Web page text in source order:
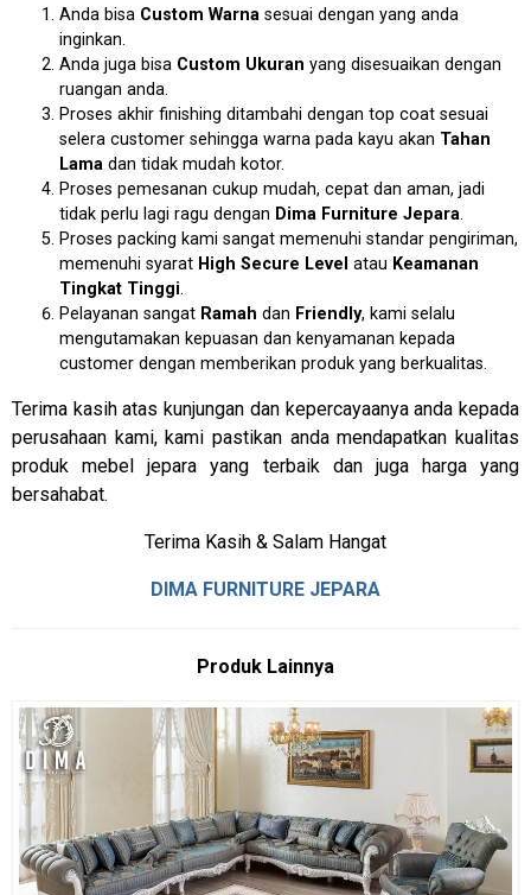
Anda bisa Custom Warna sesuai dengan yang anda
inginkan.
Anda juga bisa Custom Ukuran yang disesuaikan dengan
ruangan anda.
Proses akhir finishing ditambahi dengan top coat sesuai
selera customer sehingga warna pada kayu akan Tahan
Lama dan tidak mudah kotor.
Proses pemesanan cukup mudah, cepat dan aman, jadi
tidak perlu lagi ragu dengan Dima Furniture Jepara.
Proses packing kami sangat memenuhi standar pengiriman,
memenuhi syarat High Secure Level atau Keamanan
Tingkat Tinggi.
Pelayanan sangat Ramah dan Friendly, kami selalu
mengutamakan kepuasan dan kenyamanan kepada
customer dengan memberikan produk yang berkualitas.
Terima kasih atas kunjungan dan kepercayaanya anda kepada
perusahaan kami, kami pastikan anda mendapatkan kualitas
produk mebel jepara yang terbaik dan juga harga yang
bersahabat.
Terima Kasih & Salam Hangat
DIMA FURNITURE JEPARA
Produk Lainnya